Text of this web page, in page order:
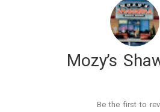
Mozy’s
Be the first to